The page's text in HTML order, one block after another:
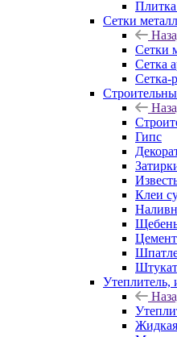
Плитка
Сетки
Сетки
Сетка
Сетка-
Гипс
Клеи
Цемент
Утеплитель,